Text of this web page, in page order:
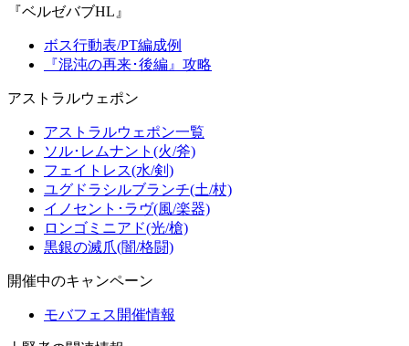
『ベルゼバブHL』
ボス行動表/PT編成例
『混沌の再来･後編』攻略
アストラルウェポン
アストラルウェポン一覧
ソル･レムナント(火/斧)
フェイトレス(水/剣)
ユグドラシルブランチ(土/杖)
イノセント･ラヴ(風/楽器)
ロンゴミニアド(光/槍)
黒銀の滅爪(闇/格闘)
開催中のキャンペーン
モバフェス開催情報